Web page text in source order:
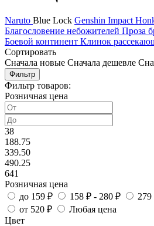
Naruto Blue Lock Genshin Impact
Благословение небожителей Проза
Боевой континент Клинок
Сортировать
Сначала новые Сначала дешевле
Фильтр
Фильтр товаров:
Розничная цена
38
188.75
339.50
490.25
641
Розничная цена
до 159 ₽
158 ₽ - 280 ₽
от 520 ₽
Любая цена
Цвет